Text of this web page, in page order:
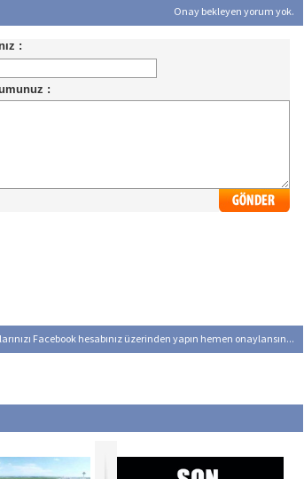
Onay bekleyen yorum yok.
Facebook hesabınız üzerinden yapın hemen onaylansın...